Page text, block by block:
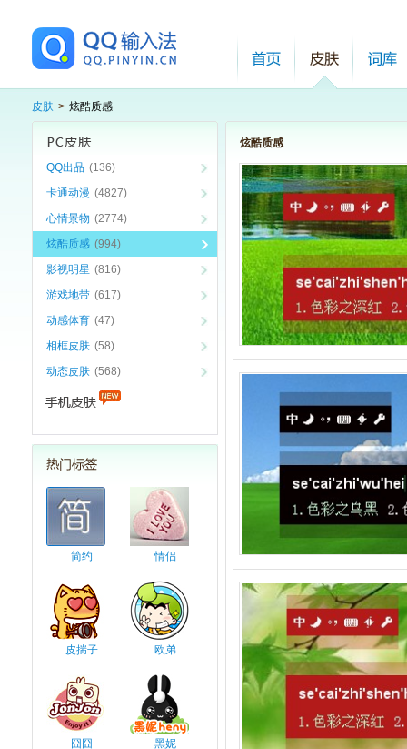
皮肤 > 炫酷质感
QQ出品 (136)
卡通动漫 (4827)
心情景物 (2774)
炫酷质感 (994)
影视明星 (816)
游戏地带 (617)
动感体育 (47)
相框皮肤 (58)
动态皮肤 (568)
简约 情侣
皮揣子 欧弟
囧囧 黑妮
炫酷质感